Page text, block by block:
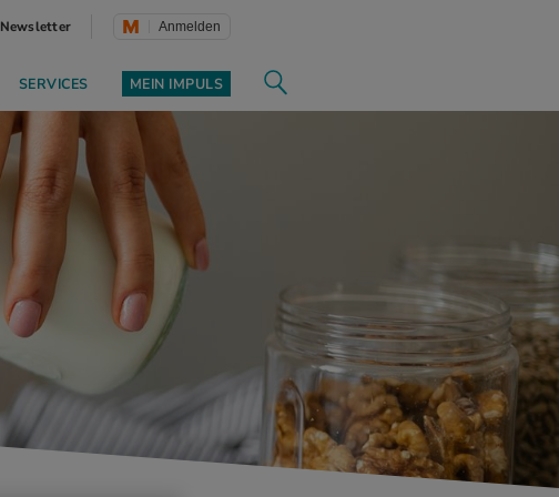
Newsletter Anmelden
SERVICES MEIN IMPULS